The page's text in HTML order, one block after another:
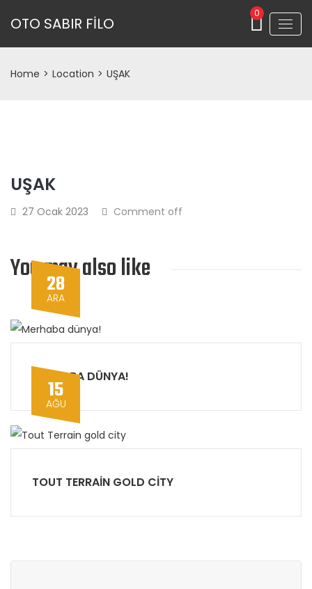
OTO SABIR FİLO
0
Home > Location > UŞAK
UŞAK
27 Ocak 2023 Comment off
You may also like
28
ARA
MERHABA DÜNYA!
15
AĞU
TOUT TERRAIN GOLD CITY